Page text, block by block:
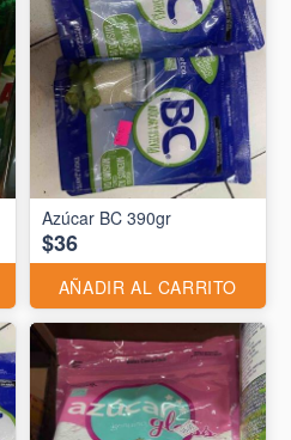
Azúcar BC 390gr
$36
AÑADIR AL CARRITO